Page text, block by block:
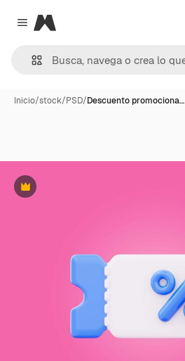
Close menu
Magnific
Inicio/stock/PSD/Descuento promociona…
Premium